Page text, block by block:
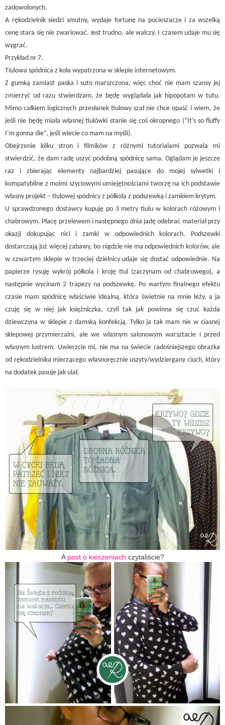
zadowolonych.
A rękodzielnik siedzi smutny, wydaje fortunę na pocieszacze i za wszelką
cenę stara się nie zwariować. Jest trudno, ale walczy. I czasem udaje mu się
wygrać.
Przykład nr 7.
Tiulowa spódnica z koła wypatrzona w sklepie internetowym.
Z gumką zamiast paska i suto marszczona, więc choć nie mam szansy jej
zmierzyć od razu stwierdzam, że będę wyglądała jak hipopotam w tutu.
Mimo całkiem logicznych przesłanek tiulowy szał nie chce opaść i wiem, że
jeśli nie będę miała własnej tiulówki stanie się coś okropnego (“It’s so fluffy
I’m gonna die”, jeśli wiecie co mam na myśli).
Obejrzenie kilku stron i filmików z różnymi tutorialami pozwala mi
stwierdzić, że dam radę uszyć podobną spódnicę sama. Oglądam je jeszcze
raz i zbierając elementy najbardziej pasujące do mojej sylwetki i
kompatybilne z moimi szyciowymi umiejętnościami tworzę na ich podstawie
własny projekt – tiulowej spódnicy z półkola z podszewką i zamkiem krytym.
U sprawdzonego dostawcy kupuję po 3 metry tiulu w kolorach różowym i
chabrowym. Płacę przelewem i następnego dnia jadę odebrać materiał przy
okazji dokupując nici i zamki w odpowiednich kolorach. Podszewki
dostarczają już więcej zabawy, bo nigdzie nie ma odpowiednich kolorów, ale
w czwartym sklepie w trzeciej dzielnicy udaje się dostać odpowiednie. Na
papierze rysuję wykrój półkola i kroję tiul (zaczynam od chabrowego), a
następnie wycinam 2 trapezy na podszewkę. Po wartym finalnego efektu
czasie mam spódnicę właściwie idealną, która świetnie na mnie leży, a ja
czuję się w niej jak księżniczka, czyli tak jak powinna się czuć każda
dziewczyna w sklepie z damską konfekcją. Tylko ja tak mam nie w ciasnej
sklepowej przymierzalni, ale we własnym salonowym warsztacie i przed
własnym lustrem. Uwierzcie mi, nie ma na świecie radośniejszego obrazka
od rękodzielnika mierzącego własnoręcznie uszyty/wydziergany ciuch, który
na dodatek pasuje jak ulał.
A post o kieszeniach czytaliście?